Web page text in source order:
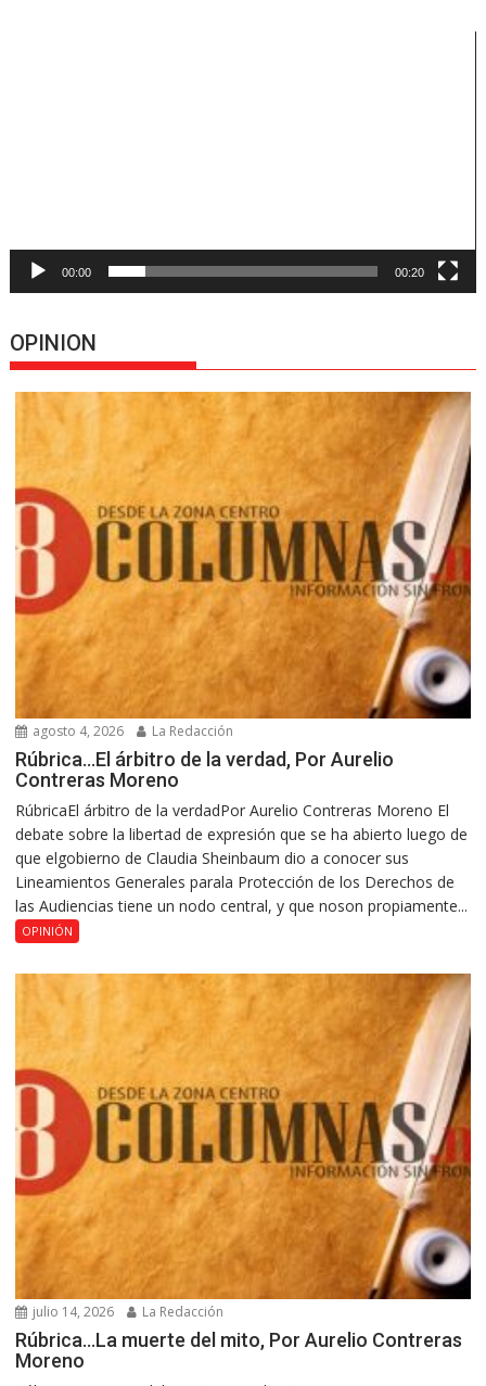
00:00 00:20
OPINION
agosto 4, 2026 La Redacción
Rúbrica…El árbitro de la verdad, Por Aurelio
Contreras Moreno
RúbricaEl árbitro de la verdadPor Aurelio Contreras Moreno El
debate sobre la libertad de expresión que se ha abierto luego de
que elgobierno de Claudia Sheinbaum dio a conocer sus
Lineamientos Generales parala Protección de los Derechos de
las Audiencias tiene un nodo central, y que noson propiamente...
OPINIÓN
julio 14, 2026 La Redacción
Rúbrica…La muerte del mito, Por Aurelio Contreras
Moreno